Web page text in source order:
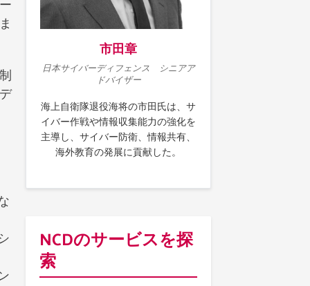
市田章
日本サイバーディフェンス シニアア
ドバイザー
海上自衛隊退役海将の市田氏は、サ
イバー作戦や情報収集能力の強化を
主導し、サイバー防衛、情報共有、
海外教育の発展に貢献した。
NCDのサービスを探
索